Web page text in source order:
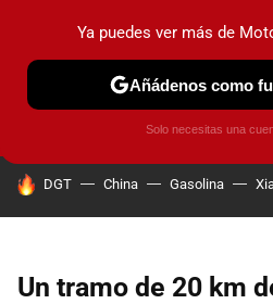
PRUEBAS COCHES
HOY SE HABLA DE
DGT China Gasolina
Un tramo de 20 km
Ya puedes ver más de
Añádenos como
Solo necesitas una